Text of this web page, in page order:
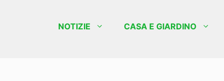
NOTIZIE CASA E GIARDINO